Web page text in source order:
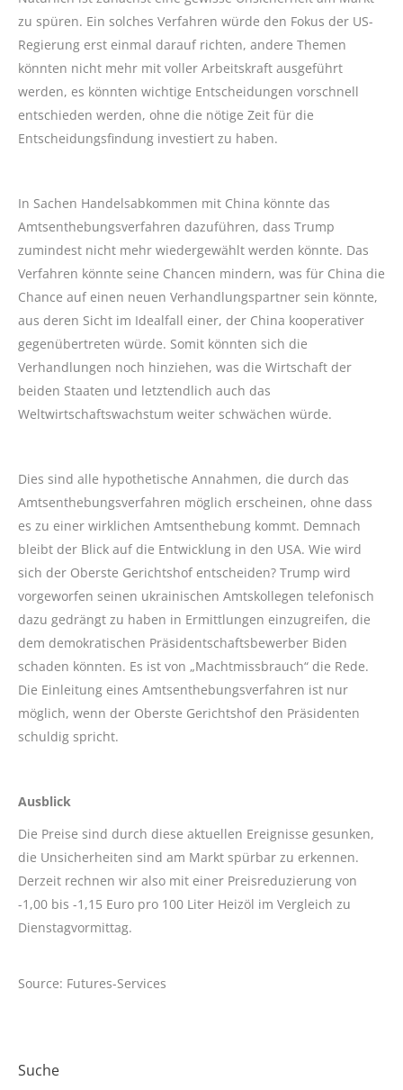
zu spüren. Ein solches Verfahren würde den Fokus der US-
Regierung erst einmal darauf richten, andere Themen
könnten nicht mehr mit voller Arbeitskraft ausgeführt
werden, es könnten wichtige Entscheidungen vorschnell
entschieden werden, ohne die nötige Zeit für die
Entscheidungsfindung investiert zu haben.
In Sachen Handelsabkommen mit China könnte das
Amtsenthebungsverfahren dazuführen, dass Trump
zumindest nicht mehr wiedergewählt werden könnte. Das
Verfahren könnte seine Chancen mindern, was für China die
Chance auf einen neuen Verhandlungspartner sein könnte,
aus deren Sicht im Idealfall einer, der China kooperativer
gegenübertreten würde. Somit könnten sich die
Verhandlungen noch hinziehen, was die Wirtschaft der
beiden Staaten und letztendlich auch das
Weltwirtschaftswachstum weiter schwächen würde.
Dies sind alle hypothetische Annahmen, die durch das
Amtsenthebungsverfahren möglich erscheinen, ohne dass
es zu einer wirklichen Amtsenthebung kommt. Demnach
bleibt der Blick auf die Entwicklung in den USA. Wie wird
sich der Oberste Gerichtshof entscheiden? Trump wird
vorgeworfen seinen ukrainischen Amtskollegen telefonisch
dazu gedrängt zu haben in Ermittlungen einzugreifen, die
dem demokratischen Präsidentschaftsbewerber Biden
schaden könnten. Es ist von „Machtmissbrauch“ die Rede.
Die Einleitung eines Amtsenthebungsverfahren ist nur
möglich, wenn der Oberste Gerichtshof den Präsidenten
schuldig spricht.
Ausblick
Die Preise sind durch diese aktuellen Ereignisse gesunken,
die Unsicherheiten sind am Markt spürbar zu erkennen.
Derzeit rechnen wir also mit einer Preisreduzierung von
-1,00 bis -1,15 Euro pro 100 Liter Heizöl im Vergleich zu
Dienstagvormittag.
Source: Futures-Services
Suche